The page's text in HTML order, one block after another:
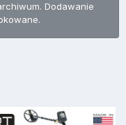
Dodawanie